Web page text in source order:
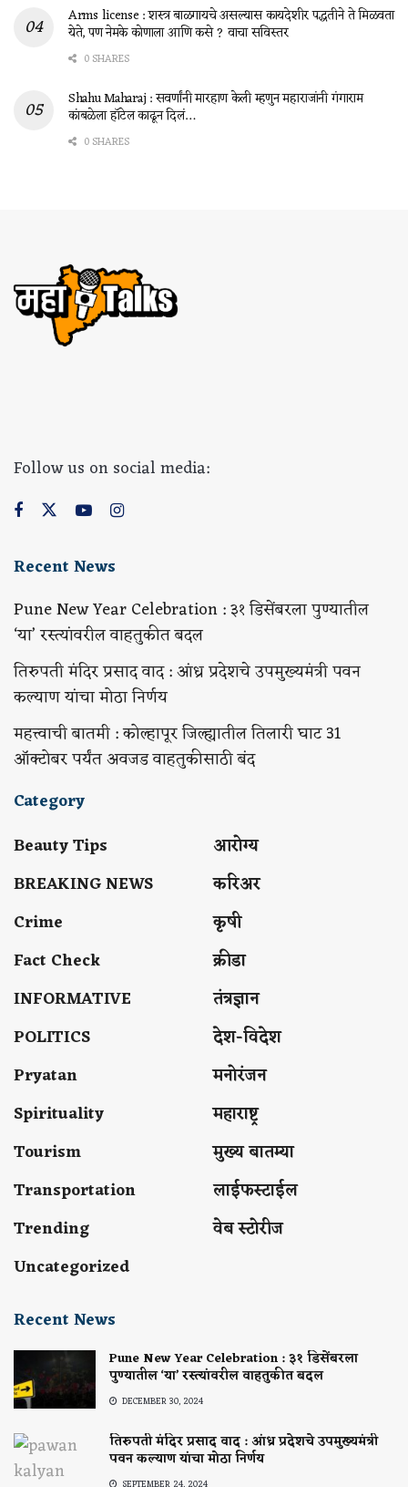
Arms license : शस्त्र बाळगायचे असल्यास कायदेशीर पद्धतीने ते मिळवता
येते, पण नेमके कोणाला आणि कसे ? वाचा सविस्तर
0 SHARES
Shahu Maharaj : सवर्णांनी मारहाण केली म्हणुन महाराजांनी गंगाराम
कांबळेला हॉटेल काढून दिलं…
0 SHARES
Follow us on social media:
Recent News
Pune New Year Celebration : ३१ डिसेंबरला पुण्यातील
‘या’ रस्त्यांवरील वाहतुकीत बदल
तिरुपती मंदिर प्रसाद वाद : आंध्र प्रदेशचे उपमुख्यमंत्री पवन
कल्याण यांचा मोठा निर्णय
महत्त्वाची बातमी : कोल्हापूर जिल्ह्यातील तिलारी घाट 31
ऑक्टोबर पर्यंत अवजड वाहतुकीसाठी बंद
Category
Beauty Tips
BREAKING NEWS
Crime
Fact Check
INFORMATIVE
POLITICS
Pryatan
Spirituality
Tourism
Transportation
Trending
Uncategorized
आरोग्य
करिअर
कृषी
क्रीडा
तंत्रज्ञान
देश-विदेश
मनोरंजन
महाराष्ट्र
मुख्य बातम्या
लाईफस्टाईल
वेब स्टोरीज
Recent News
Pune New Year Celebration : ३१ डिसेंबरला
पुण्यातील ‘या’ रस्त्यांवरील वाहतुकीत बदल
DECEMBER 30, 2024
तिरुपती मंदिर प्रसाद वाद : आंध्र प्रदेशचे उपमुख्यमंत्री
पवन कल्याण यांचा मोठा निर्णय